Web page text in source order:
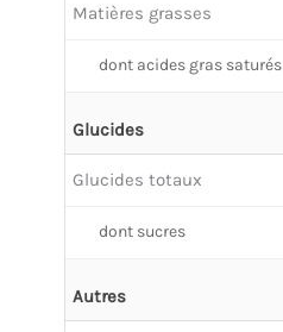
Matières grasses
dont acides gras saturés
Glucides
Glucides totaux
dont sucres
Autres